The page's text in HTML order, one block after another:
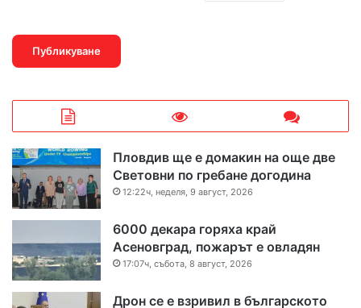
Пловдив ще е домакин на още две
Световни по гребане догодина
12:22ч, неделя, 9 август, 2026
6000 декара горяха край
Асеновград, пожарът е овладян
17:07ч, събота, 8 август, 2026
Дрон се е взривил в българското